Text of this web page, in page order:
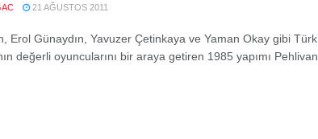
21 AĞUSTOS 2011
Erol Günaydın, Yavuzer Çetinkaya ve Yaman Okay gibi Türk
değerli oyuncularını bir araya getiren 1985 yapımı Pehlivan,